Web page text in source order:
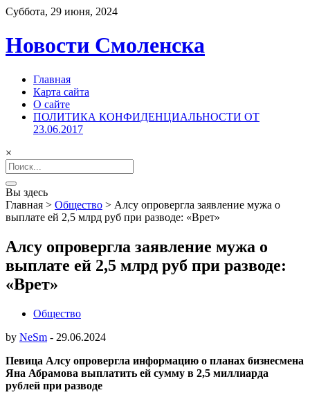
Суббота, 29 июня, 2024
Новости Смоленска
Главная
Карта сайта
О сайте
ПОЛИТИКА КОНФИДЕНЦИАЛЬНОСТИ ОТ
23.06.2017
×
Search
for:
Вы здесь
Главная > Общество > Алсу опровергла заявление мужа о
выплате ей 2,5 млрд руб при разводе: «Врет»
Алсу опровергла заявление мужа о
выплате ей 2,5 млрд руб при разводе:
«Врет»
Общество
by NeSm - 29.06.2024
Певица Алсу опровергла информацию о планах бизнесмена
Яна Абрамова выплатить ей сумму в 2,5 миллиарда
рублей при разводе